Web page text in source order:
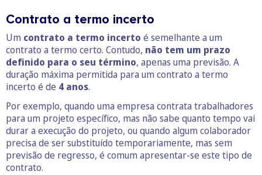
Contrato a termo incerto
Um contrato a termo incerto é semelhante a um
contrato a termo certo. Contudo, não tem um prazo
definido para o seu término, apenas uma previsão. A
duração máxima permitida para um contrato a termo
incerto é de 4 anos.
Por exemplo, quando uma empresa contrata trabalhadores
para um projeto específico, mas não sabe quanto tempo vai
durar a execução do projeto, ou quando algum colaborador
precisa de ser substituído temporariamente, mas sem
previsão de regresso, é comum apresentar-se este tipo de
contrato.